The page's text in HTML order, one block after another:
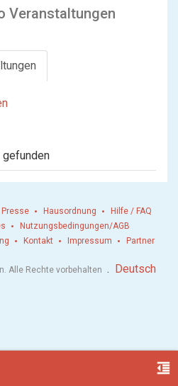
Veranstaltungen
gefunden
format_indent_decrease
Presse Hausordnung
Hilfe / FAQ
Nutzungsbedingungen/AGB
Kontakt Impressum Partner
Alle Rechte vorbehalten . Deutsch